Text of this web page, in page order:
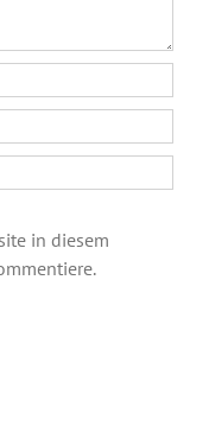
in diesem